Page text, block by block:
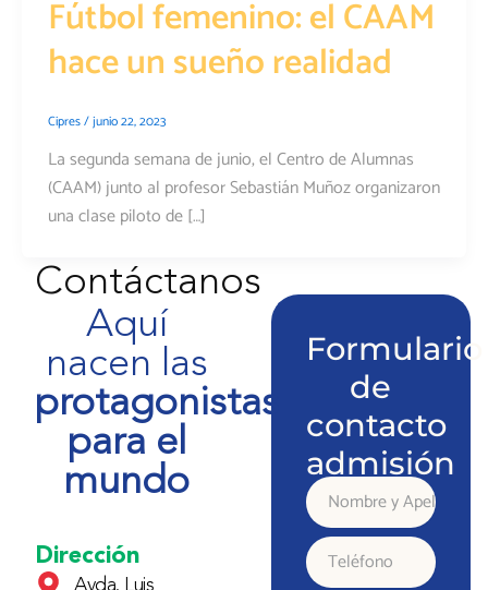
Fútbol femenino: el CAAM
hace un sueño realidad
Cipres/junio 22, 2023
La segunda semana de junio, el Centro de Alumnas
(CAAM) junto al profesor Sebastián Muñoz organizaron
una clase piloto de […]
Contáctanos
Aquí
nacen las
protagonistas
para el
mundo
Dirección
Avda. Luis
Formulario
de
contacto
admisión
Nombre
y
Teléfono